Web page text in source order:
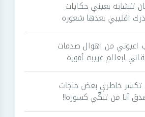
تتشابه بعيني حكايات
اقليبي بعدها شعوره
اعيوني من اهوال صدمات
ابعالم غريبه أموره
تكسر خاطري بعض حاجات
آنا من تبكّي كسوره!!